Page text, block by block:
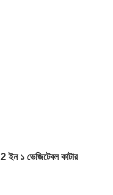
2 ইন ১ ভেজিটেবল কাটার